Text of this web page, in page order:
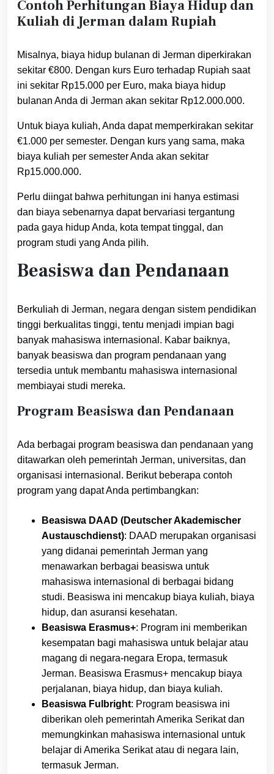
Contoh Perhitungan Biaya Hidup dan
Kuliah di Jerman dalam Rupiah
Misalnya, biaya hidup bulanan di Jerman diperkirakan
sekitar €800. Dengan kurs Euro terhadap Rupiah saat
ini sekitar Rp15.000 per Euro, maka biaya hidup
bulanan Anda di Jerman akan sekitar Rp12.000.000.
Untuk biaya kuliah, Anda dapat memperkirakan sekitar
€1.000 per semester. Dengan kurs yang sama, maka
biaya kuliah per semester Anda akan sekitar
Rp15.000.000.
Perlu diingat bahwa perhitungan ini hanya estimasi
dan biaya sebenarnya dapat bervariasi tergantung
pada gaya hidup Anda, kota tempat tinggal, dan
program studi yang Anda pilih.
Beasiswa dan Pendanaan
Berkuliah di Jerman, negara dengan sistem pendidikan
tinggi berkualitas tinggi, tentu menjadi impian bagi
banyak mahasiswa internasional. Kabar baiknya,
banyak beasiswa dan program pendanaan yang
tersedia untuk membantu mahasiswa internasional
membiayai studi mereka.
Program Beasiswa dan Pendanaan
Ada berbagai program beasiswa dan pendanaan yang
ditawarkan oleh pemerintah Jerman, universitas, dan
organisasi internasional. Berikut beberapa contoh
program yang dapat Anda pertimbangkan:
Beasiswa DAAD (Deutscher Akademischer
Austauschdienst): DAAD merupakan organisasi
yang didanai pemerintah Jerman yang
menawarkan berbagai beasiswa untuk
mahasiswa internasional di berbagai bidang
studi. Beasiswa ini mencakup biaya kuliah, biaya
hidup, dan asuransi kesehatan.
Beasiswa Erasmus+: Program ini memberikan
kesempatan bagi mahasiswa untuk belajar atau
magang di negara-negara Eropa, termasuk
Jerman. Beasiswa Erasmus+ mencakup biaya
perjalanan, biaya hidup, dan biaya kuliah.
Beasiswa Fulbright: Program beasiswa ini
diberikan oleh pemerintah Amerika Serikat dan
memungkinkan mahasiswa internasional untuk
belajar di Amerika Serikat atau di negara lain,
termasuk Jerman.